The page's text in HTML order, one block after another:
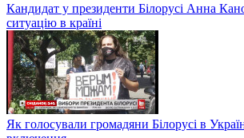
Кандидат у президенти Білорусі Анна
ситуацію в країні
Як голосували громадяни Білорусі в